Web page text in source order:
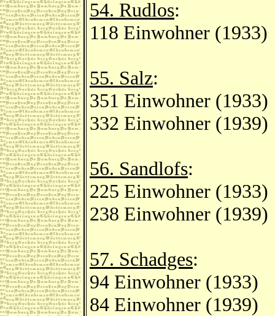
54. Rudlos:
118 Einwohner (1933)
55. Salz:
351 Einwohner (1933)
332 Einwohner (1939)
56. Sandlofs:
225 Einwohner (1933)
238 Einwohner (1939)
57. Schadges:
94 Einwohner (1933)
84 Einwohner (1939)